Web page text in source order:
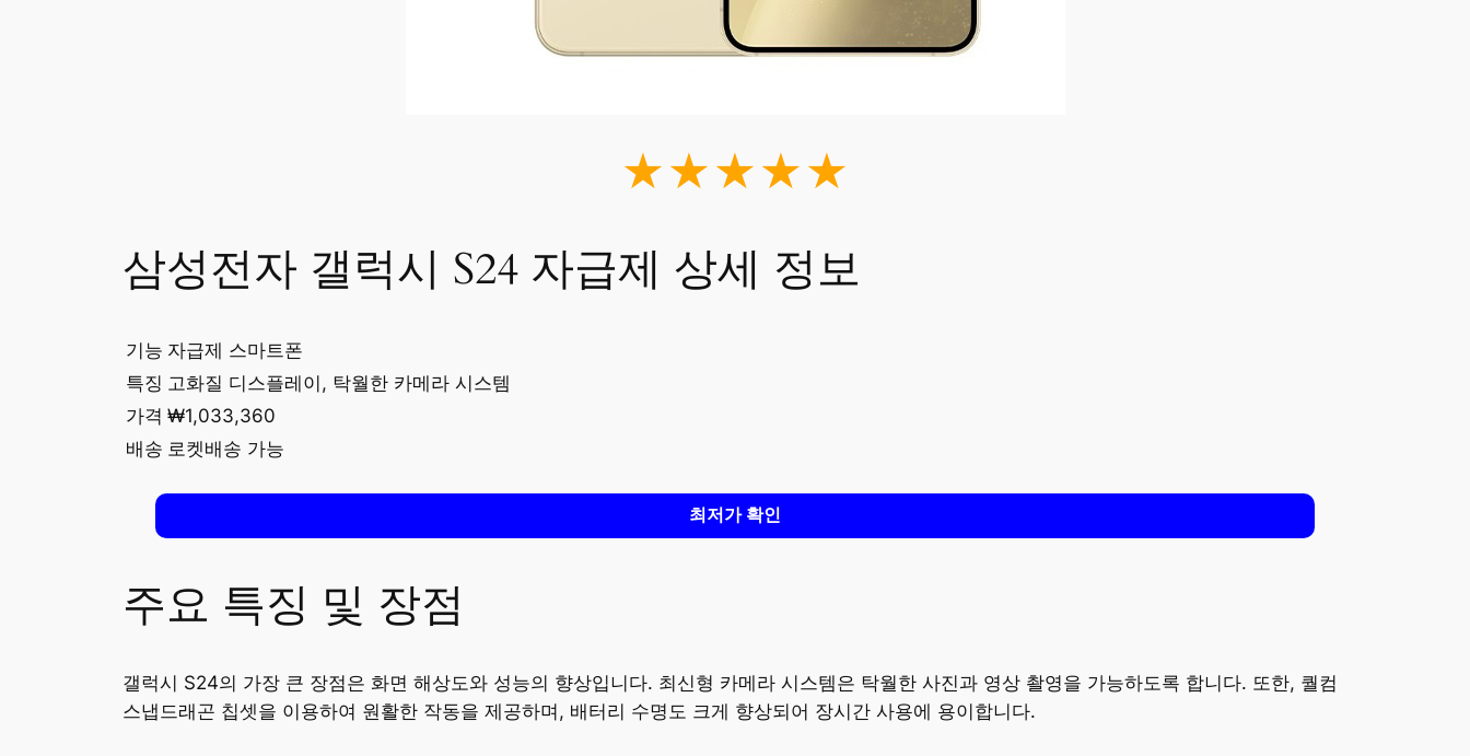
★★★★★
삼성전자 갤럭시 S24 자급제 상세 정보
기능 자급제 스마트폰
특징 고화질 디스플레이, 탁월한 카메라 시스템
가격 ₩1,033,360
배송 로켓배송 가능
최저가 확인
주요 특징 및 장점
갤럭시 S24의 가장 큰 장점은 화면 해상도와 성능의 향상입니다. 최신형 카메라 시스템은 탁월한 사진과 영상 촬영을 가능하도록 합니다. 또한, 퀄컴
스냅드래곤 칩셋을 이용하여 원활한 작동을 제공하며, 배터리 수명도 크게 향상되어 장시간 사용에 용이합니다.